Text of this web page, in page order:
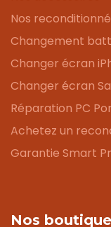
Nos
Changement
Changer écran
Changer écran
Réparation PC
Achetez un
Garantie Smart
Nos